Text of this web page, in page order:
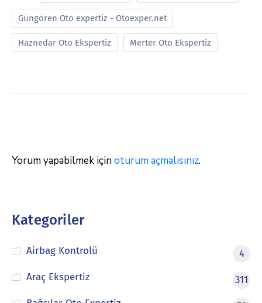
Güngören Oto expertiz - Otoexper.net
Haznedar Oto Ekspertiz Merter Oto Ekspertiz
Yorum yapabilmek içinoturum açmalısınız.
Kategoriler
Airbag Kontrolü
4
Araç Ekspertiz
311